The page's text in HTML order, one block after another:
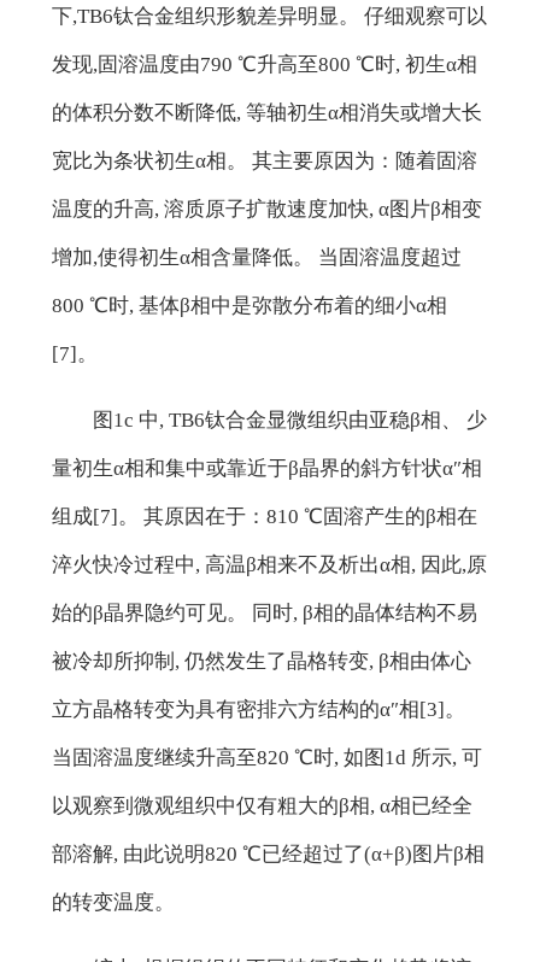
下,TB6钛合金组织形貌差异明显。 仔细观察可以
发现,固溶温度由790 ℃升高至800 ℃时, 初生α相
的体积分数不断降低, 等轴初生α相消失或增大长
宽比为条状初生α相。 其主要原因为：随着固溶
温度的升高, 溶质原子扩散速度加快, α图片β相变
增加,使得初生α相含量降低。 当固溶温度超过
800 ℃时, 基体β相中是弥散分布着的细小α相
[7]。
图1c 中, TB6钛合金显微组织由亚稳β相、 少
量初生α相和集中或靠近于β晶界的斜方针状α″相
组成[7]。 其原因在于：810 ℃固溶产生的β相在
淬火快冷过程中, 高温β相来不及析出α相, 因此,原
始的β晶界隐约可见。 同时, β相的晶体结构不易
被冷却所抑制, 仍然发生了晶格转变, β相由体心
立方晶格转变为具有密排六方结构的α″相[3]。
当固溶温度继续升高至820 ℃时, 如图1d 所示, 可
以观察到微观组织中仅有粗大的β相, α相已经全
部溶解, 由此说明820 ℃已经超过了(α+β)图片β相
的转变温度。